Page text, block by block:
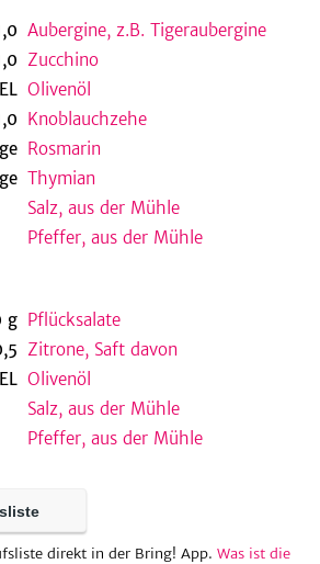
Aubergine, z.B. Tigeraubergine
Zucchino
EL Olivenöl
Knoblauchzehe
Rosmarin
Thymian
Salz, aus der Mühle
Pfeffer, aus der Mühle
g Pflücksalate
Zitrone, Saft davon
EL Olivenöl
Salz, aus der Mühle
Pfeffer, aus der Mühle
direkt in der Bring! App. Was ist die